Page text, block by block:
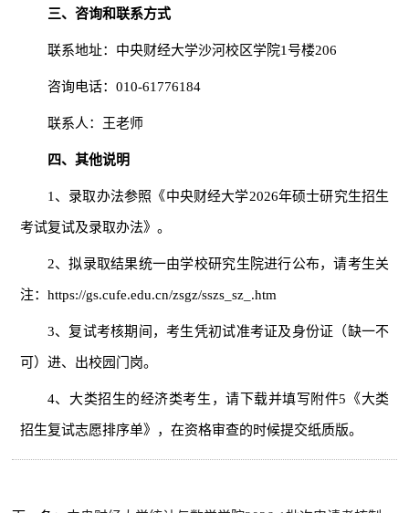
三、咨询和联系方式
联系地址：中央财经大学沙河校区学院1号楼206
咨询电话：010-61776184
联系人：王老师
四、其他说明
1、录取办法参照《中央财经大学2026年硕士研究生招生
考试复试及录取办法》。
2、拟录取结果统一由学校研究生院进行公布，请考生关
注：https://gs.cufe.edu.cn/zsgz/sszs_sz_.htm
3、复试考核期间，考生凭初试准考证及身份证（缺一不
可）进、出校园门岗。
4、大类招生的经济类考生，请下载并填写附件5《大类
招生复试志愿排序单》，在资格审查的时候提交纸质版。